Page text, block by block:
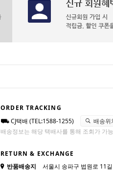
ORDER TRACKING
CJ택배 (TEL:1588-1255)
배송위
배송정보는 해당 택배사를 통해 조회가 가
RETURN & EXCHANGE
반품배송지
서울시 송파구 법원로 11